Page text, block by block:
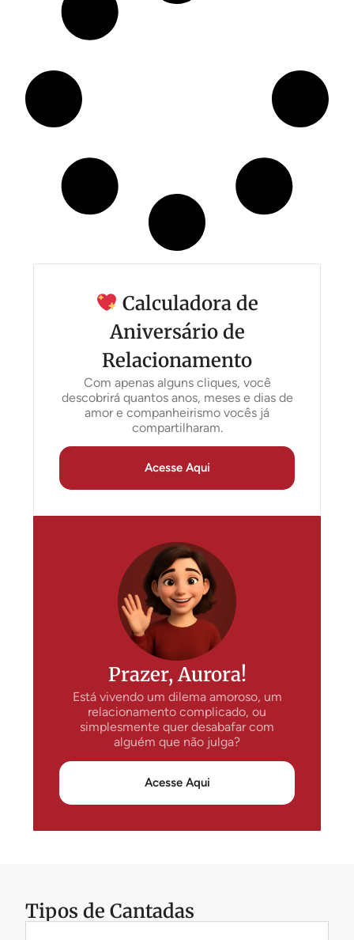
Calculadora de
Aniversário de
Relacionamento
Com apenas alguns cliques, você
descobrirá quantos anos, meses e dias de
amor e companheirismo vocês já
compartilharam.
Acesse Aqui
Prazer, Aurora!
Está vivendo um dilema amoroso, um
relacionamento complicado, ou
simplesmente quer desabafar com
alguém que não julga?
Acesse Aqui
Tipos de Cantadas